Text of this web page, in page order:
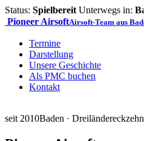
Status: Spielbereit Unterwegs in:
Pioneer AirsoftAirsoft-Team aus
Termine
Darstellung
Unsere Geschichte
Als PMC buchen
Kontakt
seit 2010Baden · Dreiländereck